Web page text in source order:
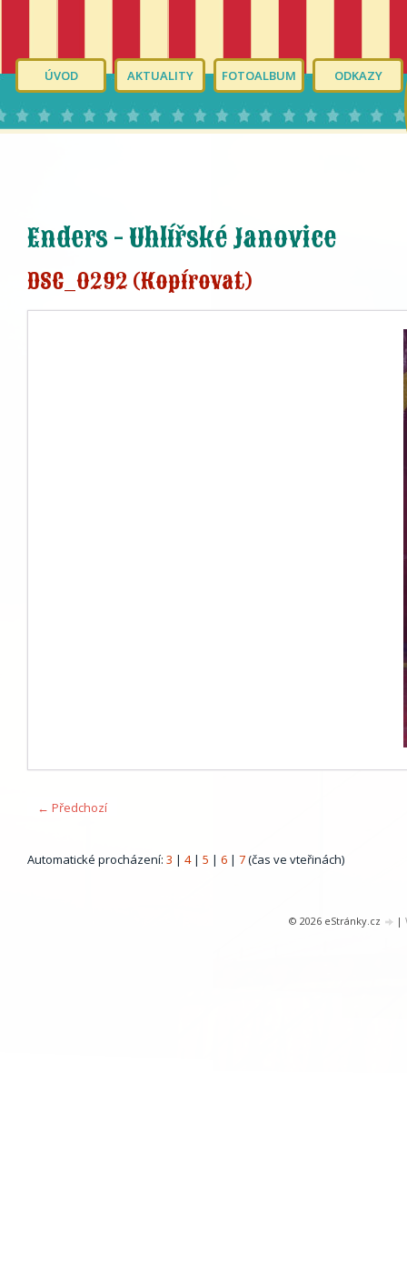
ÚVOD AKTUALITY FOTOALBUM ODKAZY
Enders - Uhlířské Janovice
DSC_0292 (Kopírovat)
← Předchozí
Automatické procházení: 3 | 4| 5 | 6 | 7(čas ve vteřinách)
© 2026 eStránky.cz |